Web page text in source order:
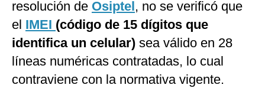
resolución de Osiptel, no se verificó que
el IMEI (código de 15 dígitos que
identifica un celular) sea válido en 28
líneas numéricas contratadas, lo cual
contraviene con la normativa vigente.